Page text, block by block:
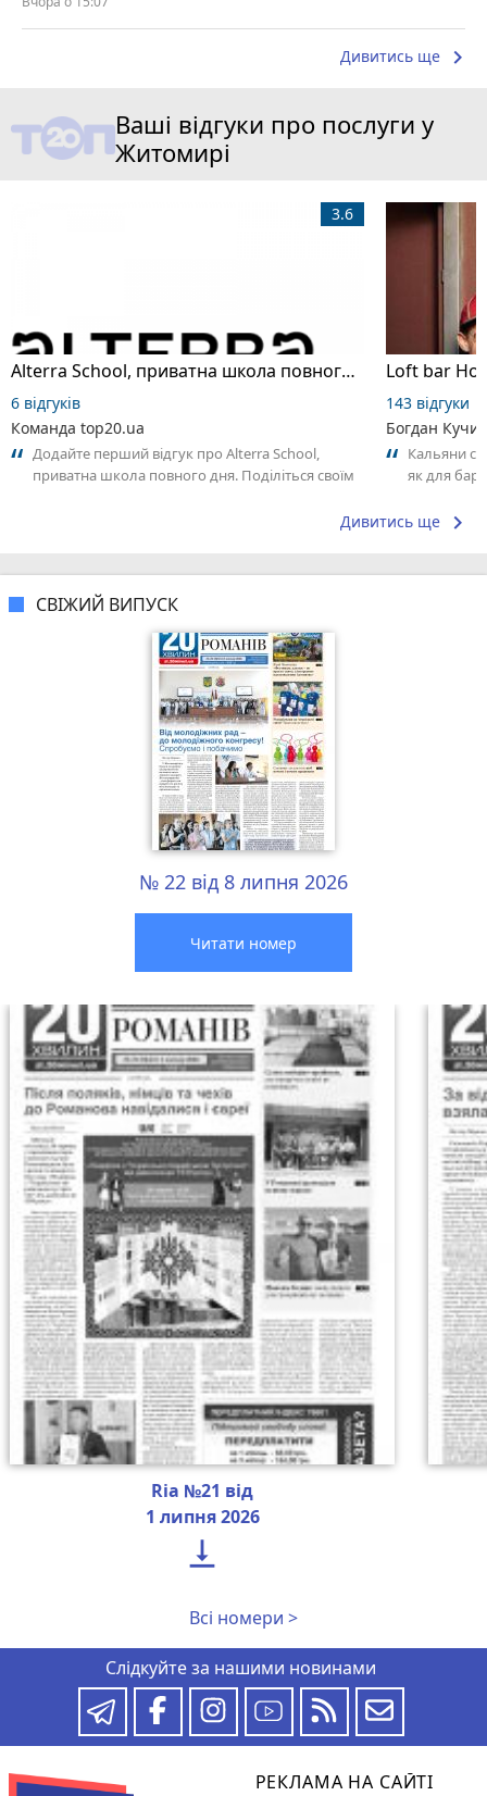
Дивитись ще keyboard_arrow_right
Ваші відгуки про послуги у
Житомирі
Alterra School, приватна школа повного дня
3.6
6 відгуків
Команда top20.ua
Додайте перший відгук про Alterra School,
приватна школа повного дня. Поділіться своїм
Loft bar
143 відгуки
Богдан
Кальяни
як для
Дивитись ще keyboard_arrow_right
СВІЖИЙ ВИПУСК
№ 22 від 8 липня 2026
Читати номер
Ria №21 від
1 липня 2026

Всі номери >
Слідкуйте за нашими новинами
РЕКЛАМА НА САЙТІ